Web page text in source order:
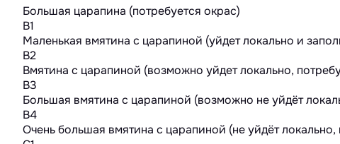
Большая царапина (потребуется окрас)
B1
Маленькая вмятина с царапиной (уйдет локально и
B2
Вмятина с царапиной (возможно уйдет локально,
B3
Большая вмятина с царапиной (возможно не уйдёт
B4
Очень большая вмятина с царапиной (не уйдёт